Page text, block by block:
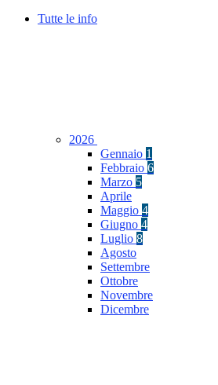
Tutte le info
2026
Gennaio 1
Febbraio 6
Marzo 5
Aprile
Maggio 4
Giugno 4
Luglio 8
Agosto
Settembre
Ottobre
Novembre
Dicembre